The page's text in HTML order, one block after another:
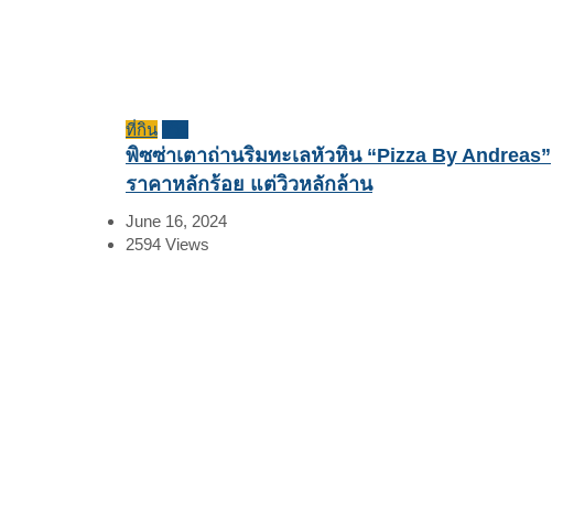
ที่กิน
พิซซ่าเตาถ่านริมทะเลหัวหิน “Pizza By Andreas”
ราคาหลักร้อย แต่วิวหลักล้าน
June 16, 2024
2594 Views